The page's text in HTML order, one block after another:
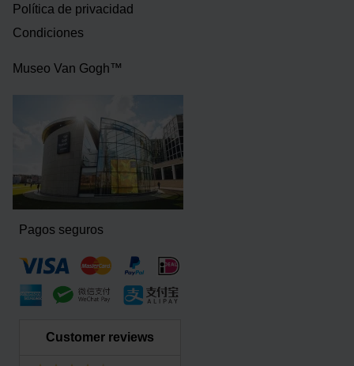
Política de privacidad
Condiciones
Museo Van Gogh™
Pagos seguros